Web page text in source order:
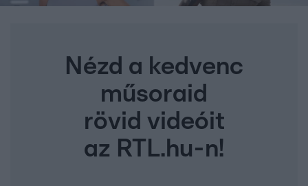
Nézd a kedvenc
műsoraid
rövid videóit
az RTL.hu-n!